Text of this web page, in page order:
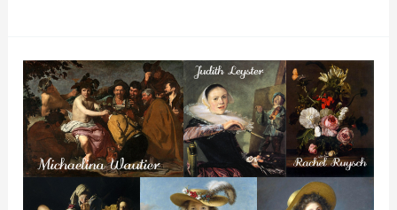
Mujeres
artistas
borradas:
5
obras
atribuidas